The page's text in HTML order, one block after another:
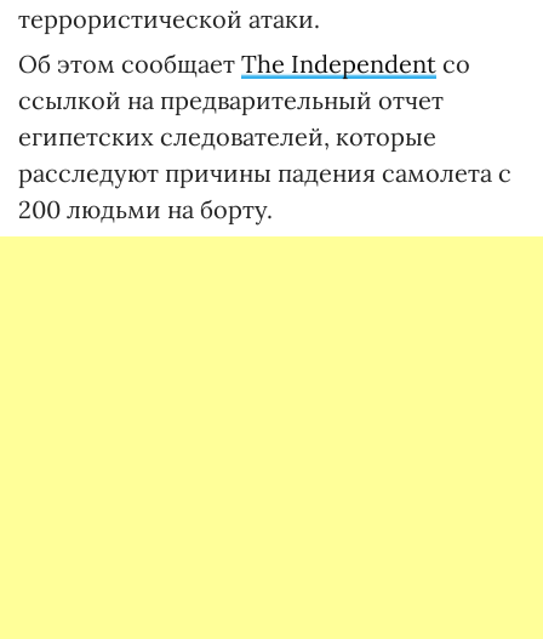
террористической атаки.
Об этом сообщает The Independent со
ссылкой на предварительный отчет
египетских следователей, которые
расследуют причины падения самолета с
200 людьми на борту.